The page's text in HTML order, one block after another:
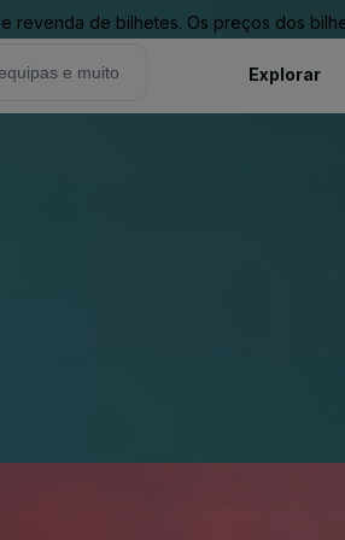
revenda de bilhetes. Os preços dos
Explorar